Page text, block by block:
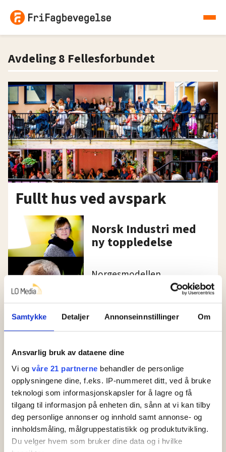
Samtykke Detaljer Annonseinnstillinger Om
Ansvarlig bruk av dataene dine
Vi og våre 21 partnerne behandler de personlige
opplysningene dine, f.eks. IP-nummeret ditt, ved å bruke
teknologi som informasjonskapsler for å lagre og få
tilgang til informasjon på enheten din, sånn at vi kan tilby
deg personlige annonser og innhold samt annonse- og
innholdsmåling, målgruppestatistikk og produktutvikling.
Du velger hvem som bruker dine data og i hvilke
Avdeling 8 Fellesforbundet
Fullt hus ved avspark
Norsk Industri med
ny toppledelse
Norgesmodellen
Bygningsarbeidere i
Grenland er ikke
fornøyd med
regjeringens tiltak
Oppsigelse
150 fast ansatte
tvinges til å bli
sesongarbeidere: –
Helt uhørt
Ingen avdelings-